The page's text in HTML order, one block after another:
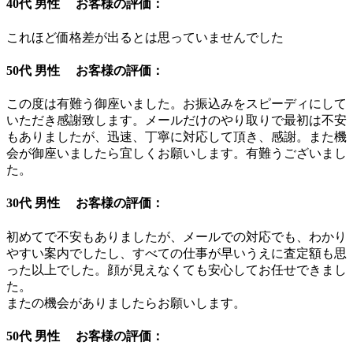
40代 男性 お客様の評価：
これほど価格差が出るとは思っていませんでした
50代 男性 お客様の評価：
この度は有難う御座いました。お振込みをスピーディにして
いただき感謝致します。メールだけのやり取りで最初は不安
もありましたが、迅速、丁寧に対応して頂き、感謝。また機
会が御座いましたら宜しくお願いします。有難うございまし
た。
30代 男性 お客様の評価：
初めてで不安もありましたが、メールでの対応でも、わかり
やすい案内でしたし、すべての仕事が早いうえに査定額も思
った以上でした。顔が見えなくても安心してお任せできまし
た。
またの機会がありましたらお願いします。
50代 男性 お客様の評価：